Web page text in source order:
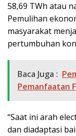
58,69 TWh atau
Pemulihan
masyarakat
pertumbuhan
Baca Juga :
Pemanfaatan
“Saat ini arah
dan diadaptasi